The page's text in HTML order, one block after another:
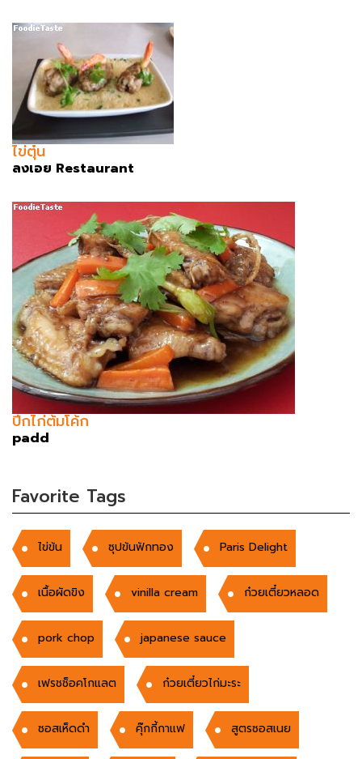
ไข่ตุ๋น
ลงเอย Restaurant
ปีกไก่ต้มโค้ก
padd
Favorite Tags
ไข่ข้น ซุปข้นฟักทอง Paris Delight
เนื้อผัดขิง vinilla cream ก๋วยเตี๋ยวหลอด
pork chop japanese sauce
เฟรชช็อคโกแลต ก๋วยเตี๋ยวไก่มะระ
ซอสเห็ดดำ คุ๊กกี้กาแฟ สูตรซอสเนย